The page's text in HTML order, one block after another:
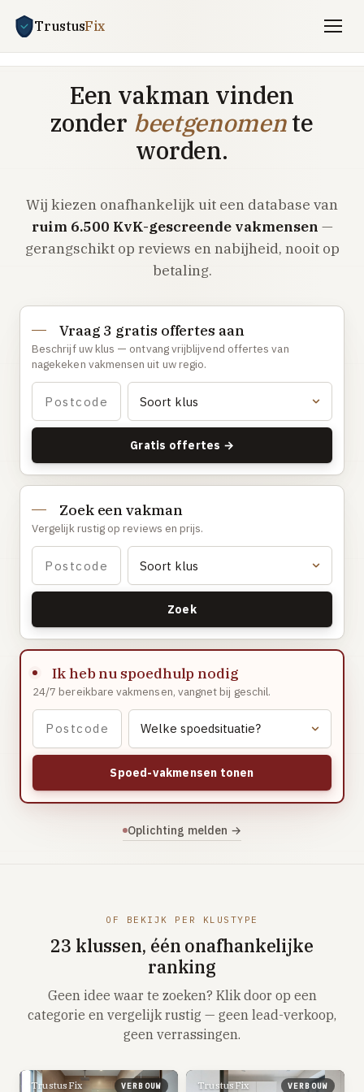
TrustusFix
Vind een vakman
CV-storing
Airco-storing
Warmtepomp-storing
Daklekkage
Afvoer verstopt
Gaslucht
Stroom uitgevallen
Buitengesloten
VERBOUW
Badkamer renovatie
Keuken vervangen
Dakkapel plaatsen
Dak renovatie
TUIN
Tuin aanleg of renovatie
VERWARMING & KLIMAAT
CV-ketel vervangen
Vloerverwarming aanleggen
Airco installeren
Thermostaat installeren
Zonnepanelen installeren
Groepenkast vervangen
Elektra uitbreiden
Volledig overzicht — alle 23 klussen & prijsranges →
23 klussen · publieke ranking
Een vakman vinden
zonder beetgenomente
worden.
Wij kiezen onafhankelijk uit een database van
ruim 6.500 KvK-gescreende vakmensen —
gerangschikt op reviews en nabijheid, nooit op
betaling.
Vraag 3 gratis offertes aan
Beschrijf uw klus — ontvang vrijblijvend offertes van
nagekeken vakmensen uit uw regio.
Gratis offertes →
Zoek een vakman
Vergelijk rustig op reviews en prijs.
Zoek
Ik heb nu spoedhulp nodig
24/7 bereikbare vakmensen, vangnet bij geschil.
Spoed-vakmensen tonen
Oplichting melden →
OF BEKIJK PER KLUSTYPE
23 klussen, één onafhankelijke
ranking
Geen idee waar te zoeken? Klik door op een
categorie en vergelijk rustig — geen lead-verkoop,
geen verrassingen.
TrustusFix VERBOUW TrustusFix VERBOUW